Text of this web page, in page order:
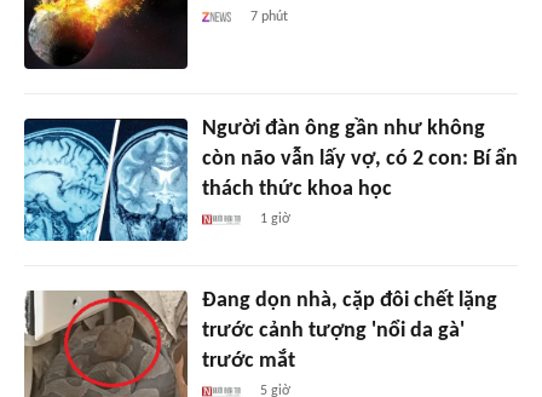
7 phút
Người đàn ông gần như không
còn não vẫn lấy vợ, có 2 con: Bí ẩn
thách thức khoa học
1 giờ
Đang dọn nhà, cặp đôi chết lặng
trước cảnh tượng 'nổi da gà'
trước mắt
5 giờ